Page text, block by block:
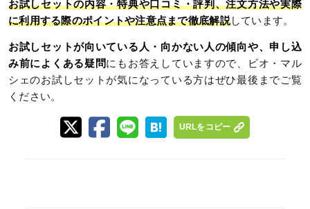
お試しセットの内容・特典や口コミ・評判、注文方法や実際
に利用する際のポイントや注意点まで徹底解説しています。
お試しセットが向いている人・向かない人の傾向や、申し込
み前によくある疑問にもお答えしていますので、ビオ・マル
シェのお試しセットが気になっている方はぜひ最後までご覧
ください。
URLをコピー